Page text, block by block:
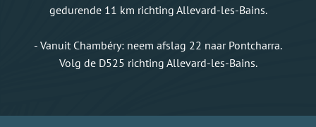
gedurende 11 km richting Allevard-les-Bains.
- Vanuit Chambéry: neem afslag 22 naar Pontcharra.
Volg de D525 richting Allevard-les-Bains.